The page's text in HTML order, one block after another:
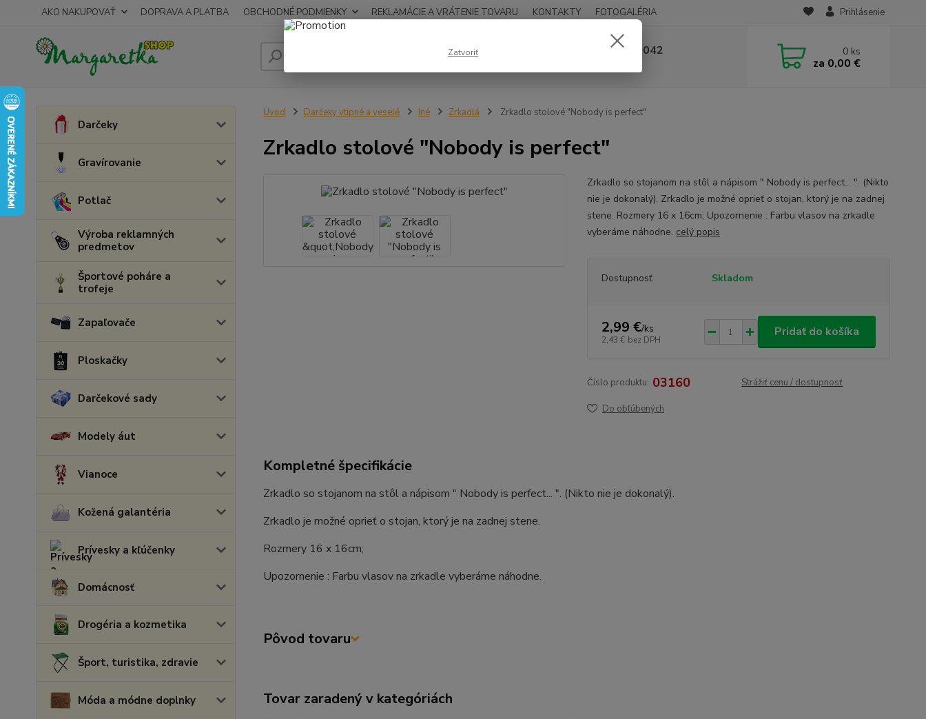
AKO NAKUPOVAŤ DOPRAVA A PLATBA OBCHODNÉ PODMIENKY REKLAMÁCIE A VRÁTENIE TOVARU KONTAKTY FOTOGALÉRIA Prihlásenie
Hľadať 0948 236 042 0 ks
za 0,00 €
Darčeky
Gravírovanie
Potlač
Výroba reklamných
predmetov
Športové poháre a
trofeje
Zapaľovače
Ploskačky
Darčekové sady
Modely áut
Vianoce
Kožená galantéria
Prívesky a kľúčenky
Domácnosť
Drogéria a kozmetika
Šport, turistika, zdravie
Móda a módne doplnky
Úvod Darčeky vtipné a veselé Iné Zrkadlá Zrkadlo stolové "Nobody is perfect"
Zrkadlo stolové "Nobody is perfect"
Zrkadlo so stojanom na stôl a nápisom " Nobody is perfect... ". (Nikto
nie je dokonalý). Zrkadlo je možné oprieť o stojan, ktorý je na zadnej
stene. Rozmery 16 x 16cm; Upozornenie : Farbu vlasov na zrkadle
vyberáme náhodne. celý popis
Dostupnosť Skladom
2,99 €/ks
2,43 € bez DPH
Pridať do košíka
Číslo produktu: 03160 Strážiť cenu / dostupnosť
Do obľúbených
Kompletné špecifikácie
Zrkadlo so stojanom na stôl a nápisom " Nobody is perfect... ". (Nikto nie je dokonalý).
Zrkadlo je možné oprieť o stojan, ktorý je na zadnej stene.
Rozmery 16 x 16cm;
Upozornenie : Farbu vlasov na zrkadle vyberáme náhodne.
Pôvod tovaru
Tovar zaradený v kategóriách
Zatvoriť